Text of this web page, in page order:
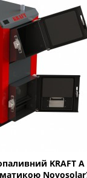
KRAFT A